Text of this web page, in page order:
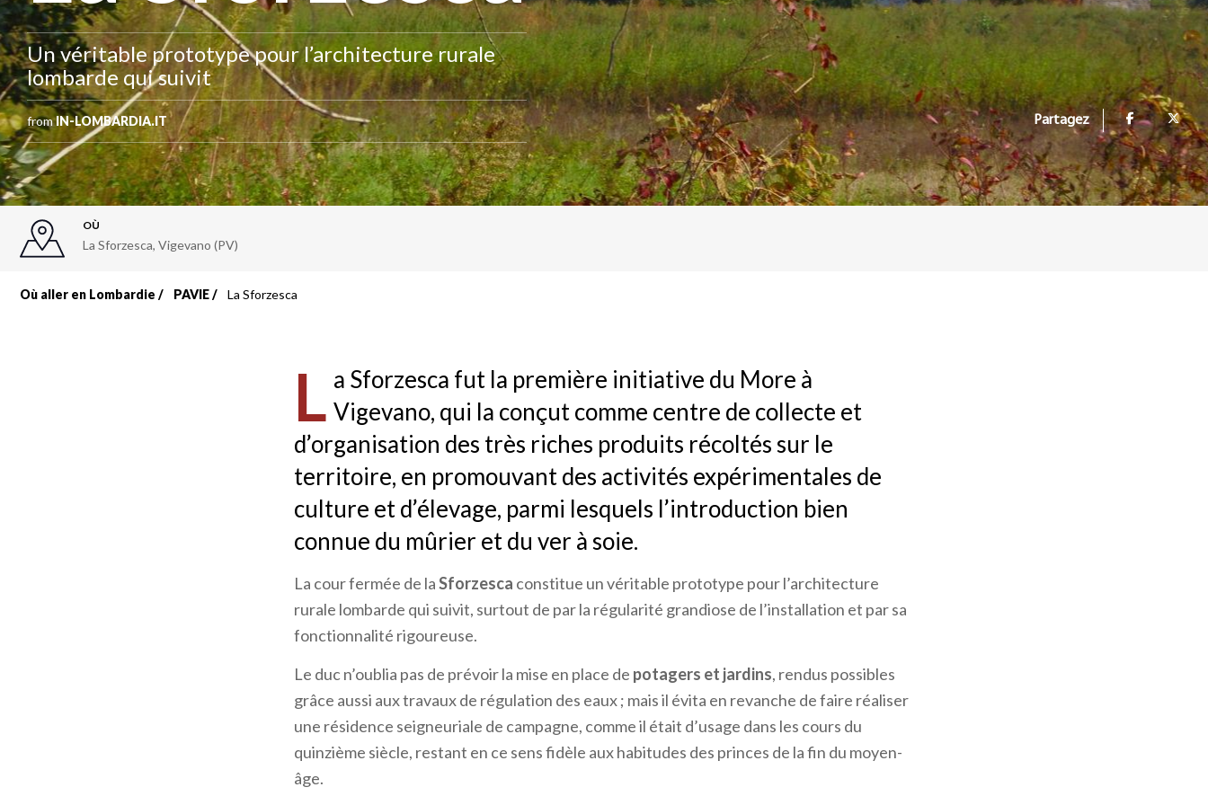
Un véritable prototype pour l’architecture rurale
lombarde qui suivit
fromIN-LOMBARDIA.IT Partagez
OÙ
La Sforzesca, Vigevano (PV)
Où aller en Lombardie PAVIE La Sforzesca
L a Sforzesca fut la première initiative du More à
Vigevano, qui la conçut comme centre de collecte et
d’organisation des très riches produits récoltés sur le
territoire, en promouvant des activités expérimentales de
culture et d’élevage, parmi lesquels l’introduction bien
connue du mûrier et du ver à soie.
La cour fermée de laSforzesca constitue un véritable prototype pour l’architecture
rurale lombarde qui suivit, surtout de par la régularité grandiose de l’installation et par sa
fonctionnalité rigoureuse.
Le duc n’oublia pas de prévoir la mise en place de potagers et jardins, rendus possibles
grâce aussi aux travaux de régulation des eaux ; mais il évita en revanche de faire réaliser
une résidence seigneuriale de campagne, comme il était d’usage dans les cours du
quinzième siècle, restant en ce sens fidèle aux habitudes des princes de la fin du moyen-
âge.